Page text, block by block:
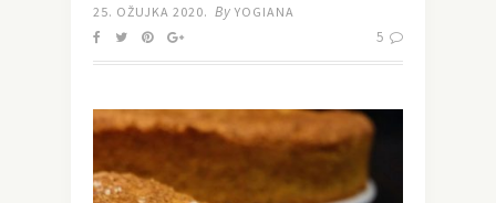
25. OŽUJKA 2020. By YOGIANA
5